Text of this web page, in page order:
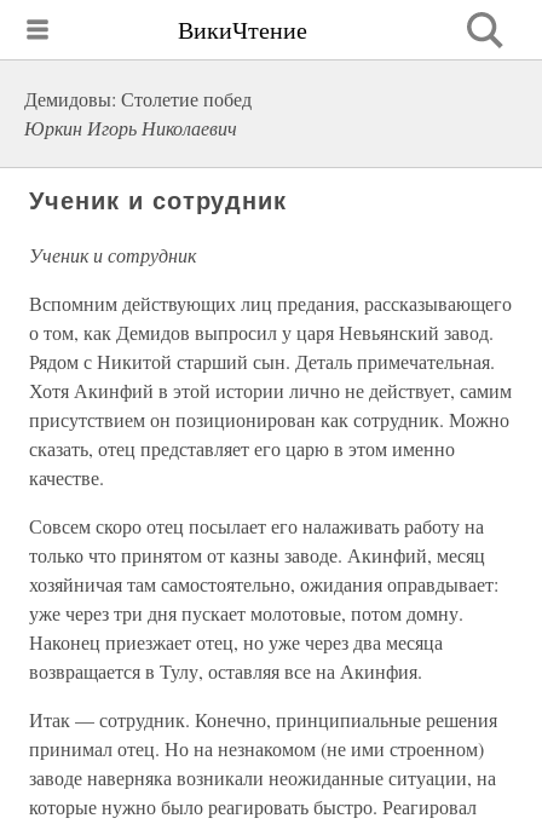
ВикиЧтение
Демидовы: Столетие побед
Юркин Игорь Николаевич
Ученик и сотрудник
Ученик и сотрудник
Вспомним действующих лиц предания, рассказывающего
о том, как Демидов выпросил у царя Невьянский завод.
Рядом с Никитой старший сын. Деталь примечательная.
Хотя Акинфий в этой истории лично не действует, самим
присутствием он позиционирован как сотрудник. Можно
сказать, отец представляет его царю в этом именно
качестве.
Совсем скоро отец посылает его налаживать работу на
только что принятом от казны заводе. Акинфий, месяц
хозяйничая там самостоятельно, ожидания оправдывает:
уже через три дня пускает молотовые, потом домну.
Наконец приезжает отец, но уже через два месяца
возвращается в Тулу, оставляя все на Акинфия.
Итак — сотрудник. Конечно, принципиальные решения
принимал отец. Но на незнакомом (не ими строенном)
заводе наверняка возникали неожиданные ситуации, на
которые нужно было реагировать быстро. Реагировал